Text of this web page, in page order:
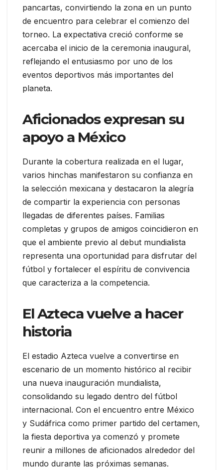
pancartas, convirtiendo la zona en un punto
de encuentro para celebrar el comienzo del
torneo. La expectativa creció conforme se
acercaba el inicio de la ceremonia inaugural,
reflejando el entusiasmo por uno de los
eventos deportivos más importantes del
planeta.
Aficionados expresan su
apoyo a México
Durante la cobertura realizada en el lugar,
varios hinchas manifestaron su confianza en
la selección mexicana y destacaron la alegría
de compartir la experiencia con personas
llegadas de diferentes países. Familias
completas y grupos de amigos coincidieron en
que el ambiente previo al debut mundialista
representa una oportunidad para disfrutar del
fútbol y fortalecer el espíritu de convivencia
que caracteriza a la competencia.
El Azteca vuelve a hacer
historia
El estadio Azteca vuelve a convertirse en
escenario de un momento histórico al recibir
una nueva inauguración mundialista,
consolidando su legado dentro del fútbol
internacional. Con el encuentro entre México
y Sudáfrica como primer partido del certamen,
la fiesta deportiva ya comenzó y promete
reunir a millones de aficionados alrededor del
mundo durante las próximas semanas.